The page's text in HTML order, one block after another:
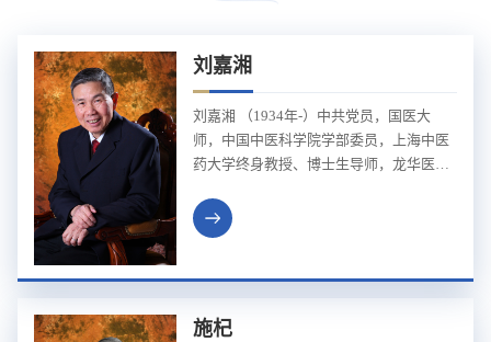
刘嘉湘
刘嘉湘 （1934年-）中共党员，国医大
师，中国中医科学院学部委员，上海中医
药大学终身教授、博士生导师，龙华医院
学术经验传承工作指导老师，国家中医药
管理局中医药传承博士后合作导师，全国
海市名中医、享受国务院特殊津贴。现任
专家，中国中西医结合学会肿瘤专业委员
施杞